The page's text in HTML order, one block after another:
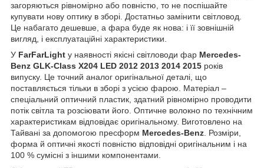
загоряються рівномірно або повністю, то не поспішайте
купувати нову оптику в зборі. Достатньо замінити світловод.
Це набагато дешевше, а фара буде як нова: і її зовнішній
вигляд, і експлуатаційні характеристики.
У FarFarLight у наявності якісні світловоди фар Mercedes-
Benz GLK-Class X204 LED 2012 2013 2014 2015 років
випуску. Це точний аналог оригінальної деталі, що
поставляється тільки в зборі з усією фарою. Матеріал –
спеціальний оптичний пластик, здатний рівномірно проводити
потік світла та розсіювати його. Оптичне волокно по технічним
характеристикам відповідає оригінальному. Виготовлено на
Тайвані за допомогою пресформ Mercedes-Benz. Розміри,
форма й оптичні якості повністю відповідні оригінальним і на
100 % сумісні з іншими компонентами.